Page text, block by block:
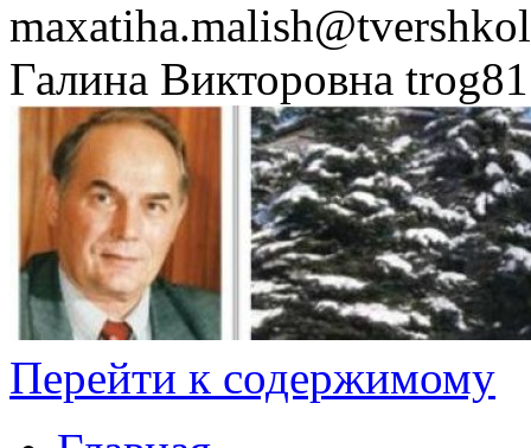
Галина Викторовна
Перейти к содержимому